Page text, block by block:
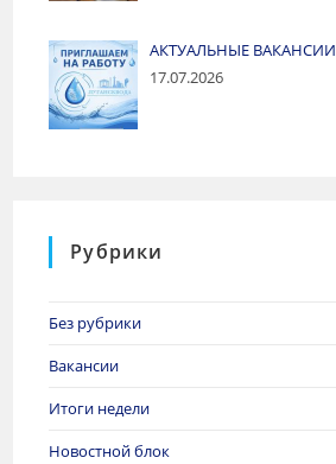
АКТУАЛЬНЫЕ ВАКАНСИИ
17.07.2026
Рубрики
Без рубрики
Вакансии
Итоги недели
Новостной блок